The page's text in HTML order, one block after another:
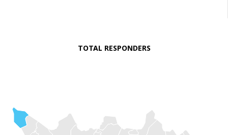
TOTAL RESPONDERS